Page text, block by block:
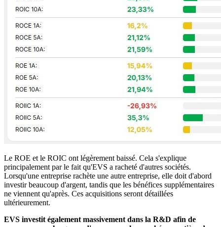
Le ROE et le ROIC ont légèrement baissé. Cela s'explique
principalement par le fait qu'EVS a racheté d'autres sociétés.
Lorsqu'une entreprise rachète une autre entreprise, elle doit d'abord
investir beaucoup d'argent, tandis que les bénéfices supplémentaires
ne viennent qu'après. Ces acquisitions seront détaillées
ultérieurement.
EVS investit également massivement dans la R&D afin de